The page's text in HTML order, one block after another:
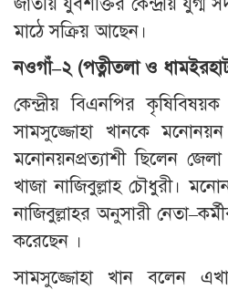
মাঠে সক্রিয় আছেন।
নওগাঁ–২ (পত্নীতলা ও
কেন্দ্রীয় বিএনপির
সামসুজ্জোহা খানকে
মনোনয়নপ্রত্যাশী ছিলেন
খাজা নাজিবুল্লাহ চৌধুরী।
নাজিবুল্লাহর অনুসারী
করেছেন ।
সামসুজ্জোহা খান বলেন